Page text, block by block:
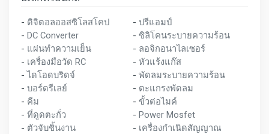
- ดิจิตอลออสซิโลสโคป - ปรีแอมป์
- DC Converter - ซิลิโคนระบายความร้อน
- แผ่นทำความเย็น - ลอจิกอนาไลเซอร์
- เครื่องมือวัด RC - หัวแร้งแก๊ส
-ไดโอดบริดจ์ - พัดลมระบายความร้อน
- บอร์ดรีเลย์ - ตะแกรงพัดลม
- คีม - ขั้วต่อไมค์
- ที่ดูดตะกั่ว - Power Mosfet
- ตัวจับชิ้นงาน - เครื่องกำเนิดสัญญาณ